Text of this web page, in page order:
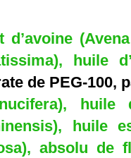
d’avoine
huile
de PEG-100,
huile
absolu de